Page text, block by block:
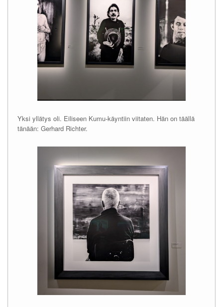
Yksi yllätys oli. Eiliseen Kumu-käyntiin viitaten. Hän on täällä
tänään: Gerhard Richter.